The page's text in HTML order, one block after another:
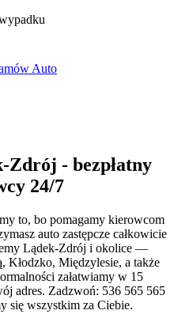
Auto
Zdrój - bezpłatny
24/7
to, bo pomagamy kierowcom
auto zastępcze całkowicie
Lądek-Zdrój i okolice —
Kłodzko, Międzylesie, a także
załatwiamy w 15
adres. Zadzwoń: 536 565 565
się wszystkim za Ciebie.